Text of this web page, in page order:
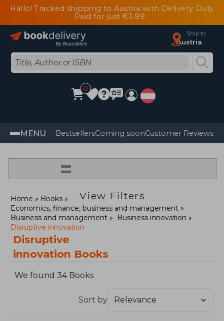
Hallo! Tracked shipping to Austria with Delivery Duty
Paid for just €3.99
Ship to
Austria
0
MENU BestsellersComing soonCustomer Reviews
=
View Filters
Home
Books
Economics, finance, business and management
Business and management
Business innovation
Disruptive innovation
Disruptive
innovation Books
We found 34 Books
Sort by